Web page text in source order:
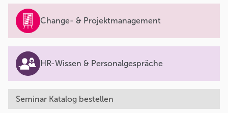
Change- & Projektmanagement
HR-Wissen & Personalgespräche
Seminar Katalog bestellen